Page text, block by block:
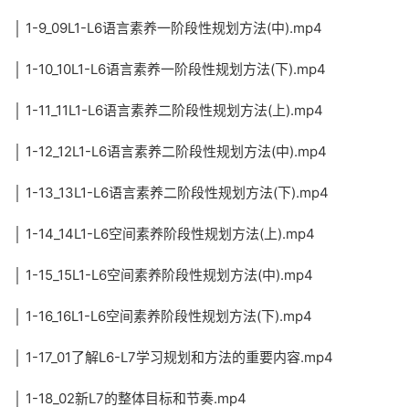
│ 1-9_09L1-L6语言素养一阶段性规划方法(中).mp4
│ 1-10_10L1-L6语言素养一阶段性规划方法(下).mp4
│ 1-11_11L1-L6语言素养二阶段性规划方法(上).mp4
│ 1-12_12L1-L6语言素养二阶段性规划方法(中).mp4
│ 1-13_13L1-L6语言素养二阶段性规划方法(下).mp4
│ 1-14_14L1-L6空间素养阶段性规划方法(上).mp4
│ 1-15_15L1-L6空间素养阶段性规划方法(中).mp4
│ 1-16_16L1-L6空间素养阶段性规划方法(下).mp4
│ 1-17_01了解L6-L7学习规划和方法的重要内容.mp4
│ 1-18_02新L7的整体目标和节奏.mp4